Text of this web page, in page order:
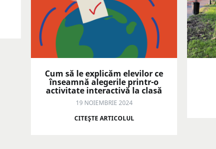
Cum să le explicăm elevilor ce
înseamnă alegerile printr-o
activitate interactivă la clasă
19 NOIEMBRIE 2024
CITEŞTE ARTICOLUL